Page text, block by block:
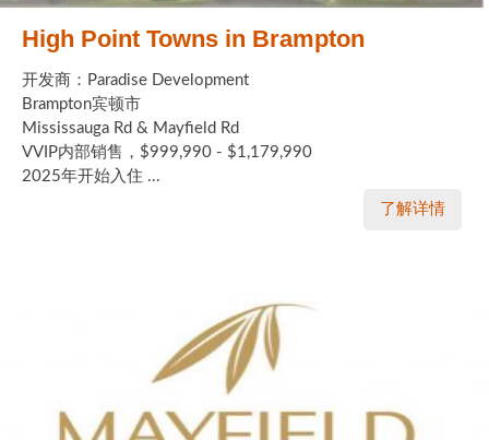
High Point Towns in Brampton
开发商：Paradise Development
Brampton宾顿市
Mississauga Rd & Mayfield Rd
VVIP内部销售，$999,990 - $1,179,990
2025年开始入住 ...
了解详情